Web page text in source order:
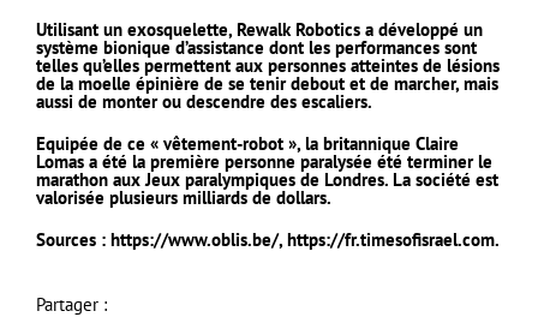
Utilisant un exosquelette, Rewalk Robotics a développé un
système bionique d’assistance dont les performances sont
telles qu’elles permettent aux personnes atteintes de lésions
de la moelle épinière de se tenir debout et de marcher, mais
aussi de monter ou descendre des escaliers.
Equipée de ce « vêtement-robot », la britannique Claire
Lomas a été la première personne paralysée été terminer le
marathon aux Jeux paralympiques de Londres. La société est
valorisée plusieurs milliards de dollars.
Sources : https://www.oblis.be/, https://fr.timesofisrael.com.
Partager :